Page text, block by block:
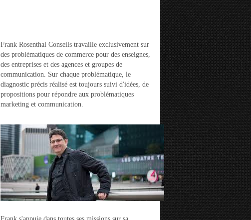
Frank Rosenthal Conseils travaille exclusivement sur
des problématiques de commerce pour des enseignes,
des entreprises et des agences et groupes de
communication. Sur chaque problématique, le
diagnostic précis réalisé est toujours suivi d'idées, de
propositions pour répondre aux problématiques
marketing et communication.